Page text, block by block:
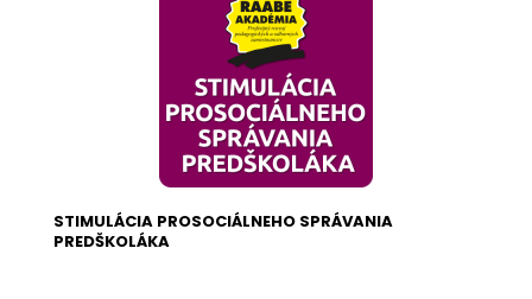
STIMULÁCIA PROSOCIÁLNEHO SPRÁVANIA
PREDŠKOLÁKA